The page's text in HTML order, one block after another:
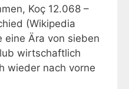
Koç 12.068 –
(Wikipedia
eine Ära von sieben
wirtschaftlich
wieder nach vorne